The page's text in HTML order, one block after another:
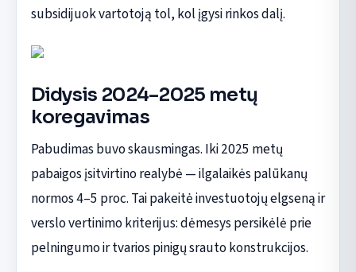
subsidijuok vartotoją tol, kol įgysi rinkos dalį.
Didysis 2024–2025 metų
koregavimas
Pabudimas buvo skausmingas. Iki 2025 metų
pabaigos įsitvirtino realybė — ilgalaikės palūkanų
normos 4–5 proc. Tai pakeitė investuotojų elgseną ir
verslo vertinimo kriterijus: dėmesys persikėlė prie
pelningumo ir tvarios pinigų srauto konstrukcijos.